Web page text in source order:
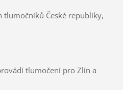
České republiky,
tlumočení pro Zlín a